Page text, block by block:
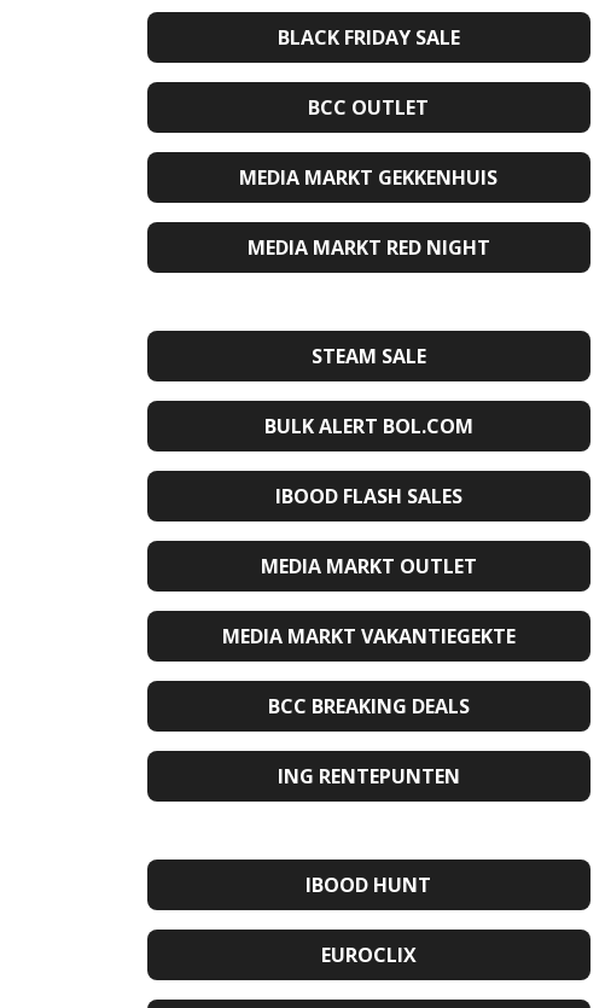
BLACK FRIDAY SALE
BCC OUTLET
MEDIA MARKT GEKKENHUIS
MEDIA MARKT RED NIGHT
STEAM SALE
BULK ALERT BOL.COM
IBOOD FLASH SALES
MEDIA MARKT OUTLET
MEDIA MARKT VAKANTIEGEKTE
BCC BREAKING DEALS
ING RENTEPUNTEN
IBOOD HUNT
EUROCLIX